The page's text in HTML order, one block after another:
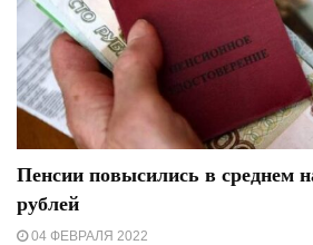
Пенсии повысились в среднем
рублей
04 ФЕВРАЛЯ 2022